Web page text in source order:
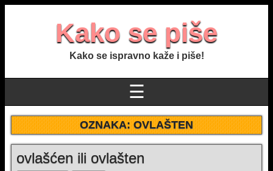
Kako se piše
Kako se ispravno kaže i piše!
☰
OZNAKA:OVLAŠTEN
ovlašćen ili ovlašten